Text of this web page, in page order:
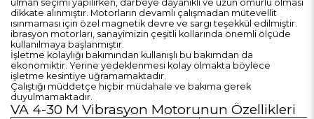
ulman seçimi yapılırken, darbeye dayanıklı ve uzun ömürlü olması
dikkate alınmıştır. Motorların devamlı çalışmadan mütevellit
ısınmaması için özel magnetik devre ve sargı teşekkül edilmiştir.
ibrasyon motorları, sanayimizin çeşitli kollarında önemli ölçüde
kullanılmaya başlanmıştır.
İşletme kolaylığı bakımından kullanışlı bu bakımdan da
ekonomiktir. Yerine yedeklenmesi kolay olmakta böylece
işletme kesintiye uğramamaktadır.
Çalıştığı müddetçe hiçbir müdahale ve bakıma gerek
duyulmamaktadır.
VA 4-30 M Vibrasyon Motorunun Özellikleri